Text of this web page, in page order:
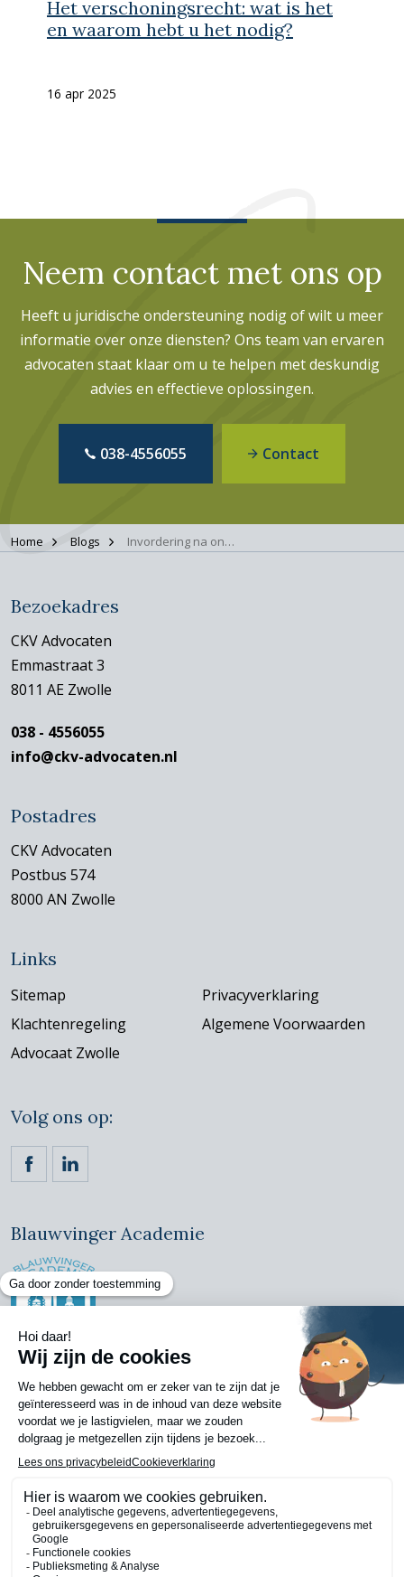
Het verschoningsrecht: wat is het
en waarom hebt u het nodig?
16 apr 2025
Neem contact met ons op
Heeft u juridische ondersteuning nodig of wilt u meer
informatie over onze diensten? Ons team van ervaren
advocaten staat klaar om u te helpen met deskundig
advies en effectieve oplossingen.
038-4556055 Contact
Home Blogs Invordering na ontnemingsbeslissing: houdt het dan nooit op?
Bezoekadres
CKV Advocaten
Emmastraat 3
8011 AE Zwolle
038 - 4556055
info@ckv-advocaten.nl
Postadres
CKV Advocaten
Postbus 574
8000 AN Zwolle
Links
Sitemap
Privacyverklaring
Klachtenregeling
Algemene Voorwaarden
Advocaat Zwolle
Volg ons op:
Blauwvinger Academie
Copyright
© 2024 CKV-Advocaten, Alle rechten voorbehouden
Gerealiseerd doorNedfinity